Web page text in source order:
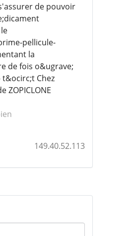
de pouvoir
pellicule-
la
de fois o&ugrave;
Chez
149.40.52.113